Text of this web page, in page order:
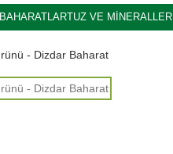
BAHARATLARTUZ VE MİNERALLER